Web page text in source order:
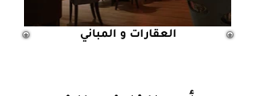
العقارات و المباني